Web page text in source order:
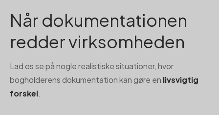
Når dokumentationen
redder virksomheden
Lad os se på nogle realistiske situationer, hvor
bogholderens dokumentation kan gøre en livsvigtig
forskel.